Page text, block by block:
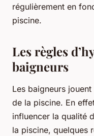
régulièrement en
piscine.
Les règles
baigneurs
Les baigneurs
de la piscine. En
influencer la qualité
la piscine, quelques